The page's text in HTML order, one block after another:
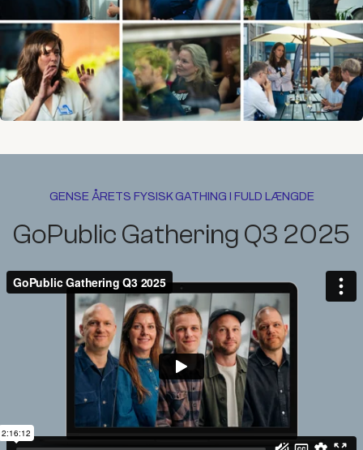
GENSE ÅRETS FYSISK GATHING I FULD LÆNGDE
GoPublic Gathering Q3 2025